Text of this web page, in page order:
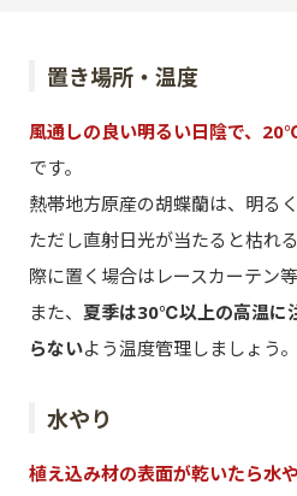
置き場所・温度
風通しの良い明るい日陰で、
です。
熱帯地方原産の胡蝶蘭は、明る
ただし直射日光が当たると枯れ
際に置く場合はレースカーテン
また、 夏季は30℃以上の高温に
らないよう温度管理しましょう。
水やり
植え込み材の表面が乾いたら水